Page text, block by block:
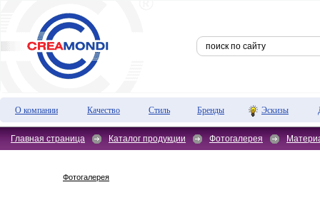
О компании Качество Стиль Бренды Эскизы
Главная страница Каталог продукции Фотогалерея
Фотогалерея